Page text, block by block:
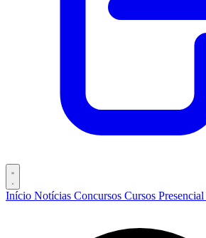
Início Notícias Concursos Cursos Presencial